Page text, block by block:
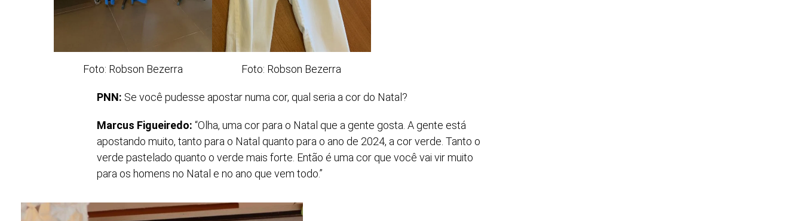
Foto: Robson Bezerra Foto: Robson Bezerra
PNN: Se você pudesse apostar numa cor, qual seria a cor do Natal?
Marcus Figueiredo: “Olha, uma cor para o Natal que a gente gosta. A gente está
apostando muito, tanto para o Natal quanto para o ano de 2024, a cor verde. Tanto o
verde pastelado quanto o verde mais forte. Então é uma cor que você vai vir muito
para os homens no Natal e no ano que vem todo.”